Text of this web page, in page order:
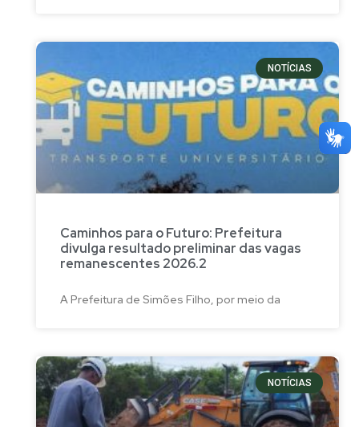
NOTÍCIAS
Caminhos para o Futuro: Prefeitura
divulga resultado preliminar das vagas
remanescentes 2026.2
A Prefeitura de Simões Filho, por meio da
NOTÍCIAS